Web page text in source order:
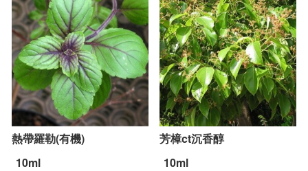
熱帶羅勒(有機)
10ml
芳樟ct沉香醇
10ml